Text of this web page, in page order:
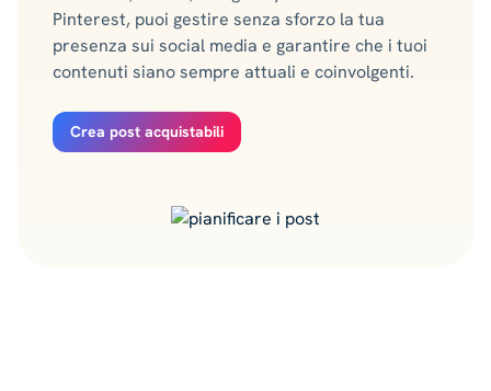
Pinterest, puoi gestire senza sforzo la tua
presenza sui social media e garantire che i tuoi
contenuti siano sempre attuali e coinvolgenti.
Crea post acquistabili